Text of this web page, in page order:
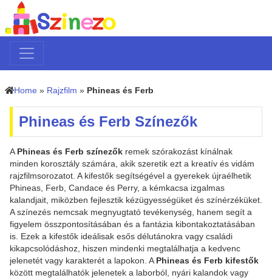
Home » Rajzfilm » Phineas és Ferb
Phineas és Ferb Színezők
A Phineas és Ferb színezők remek szórakozást kínálnak
minden korosztály számára, akik szeretik ezt a kreatív és vidám
rajzfilmsorozatot. A kifestők segítségével a gyerekek újraélhetik
Phineas, Ferb, Candace és Perry, a kémkacsa izgalmas
kalandjait, miközben fejlesztik kézügyességüket és színérzéküket.
A színezés nemcsak megnyugtató tevékenység, hanem segít a
figyelem összpontosításában és a fantázia kibontakoztatásában
is. Ezek a kifestők ideálisak esős délutánokra vagy családi
kikapcsolódáshoz, hiszen mindenki megtalálhatja a kedvenc
jelenetét vagy karakterét a lapokon. A Phineas és Ferb kifestők
között megtalálhatók jelenetek a laborból, nyári kalandok vagy